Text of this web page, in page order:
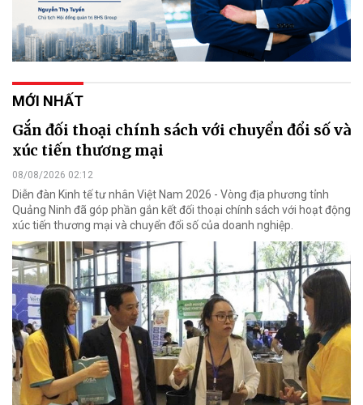
MỚI NHẤT
Gắn đối thoại chính sách với chuyển đổi số và
xúc tiến thương mại
08/08/2026 02:12
Diễn đàn Kinh tế tư nhân Việt Nam 2026 - Vòng địa phương tỉnh
Quảng Ninh đã góp phần gắn kết đối thoại chính sách với hoạt động
xúc tiến thương mại và chuyển đổi số của doanh nghiệp.